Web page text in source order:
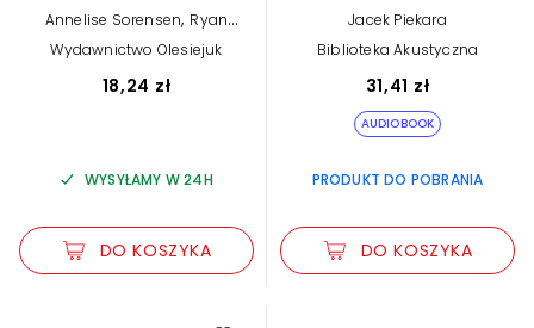
Annelise Sorensen, Ryan
Chandler
Wydawnictwo Olesiejuk
18,24 zł
WYSYŁAMY W 24H
DO KOSZYKA
Jacek Piekara
Biblioteka Akustyczna
31,41 zł
AUDIOBOOK
PRODUKT DO POBRANIA
DO KOSZYKA